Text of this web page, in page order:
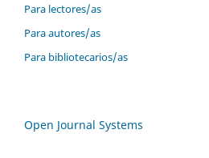
Para lectores/as
Para autores/as
Para bibliotecarios/as
Open Journal Systems